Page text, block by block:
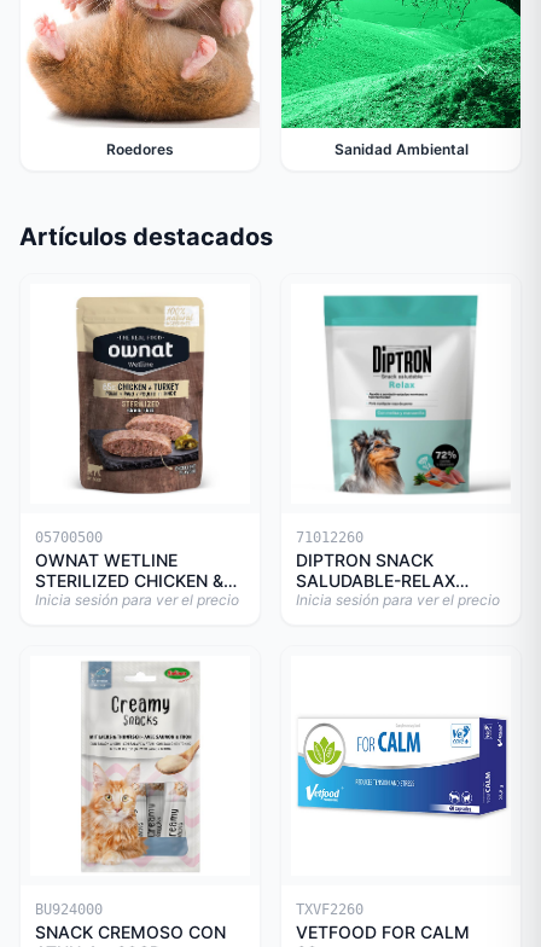
Roedores Sanidad Ambiental
Artículos destacados
05700500
OWNAT WETLINE
STERILIZED CHICKEN &
TURKEY CAT 85gr
Inicia sesión para ver el precio
71012260
DIPTRON SNACK
SALUDABLE-RELAX
150GR
Inicia sesión para ver el precio
BU924000
SNACK CREMOSO CON
TXVF2260
VETFOOD FOR CALM